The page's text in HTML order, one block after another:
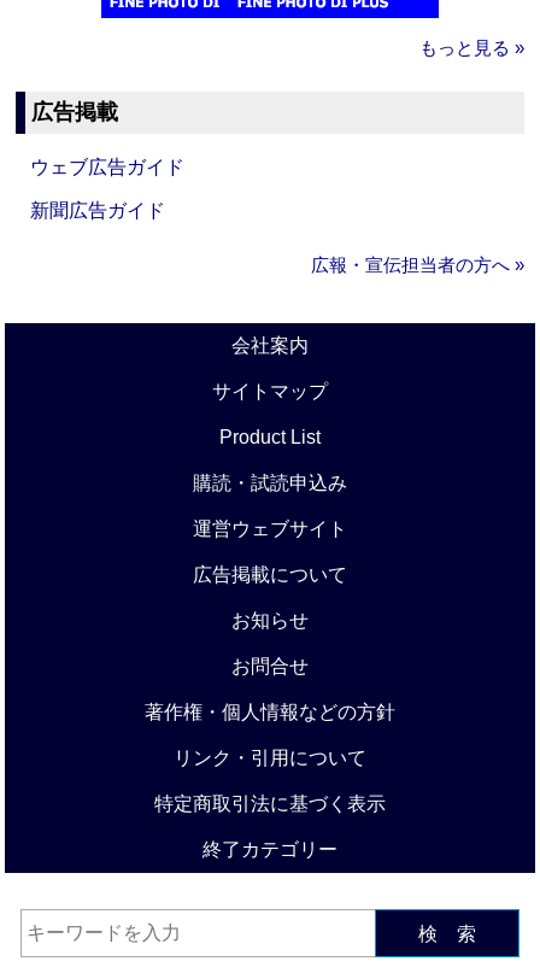
もっと見る »
広告掲載
ウェブ広告ガイド
新聞広告ガイド
広報・宣伝担当者の方へ »
会社案内
サイトマップ
Product List
購読・試読申込み
運営ウェブサイト
広告掲載について
お知らせ
お問合せ
著作権・個人情報などの方針
リンク・引用について
特定商取引法に基づく表示
終了カテゴリー
検 索